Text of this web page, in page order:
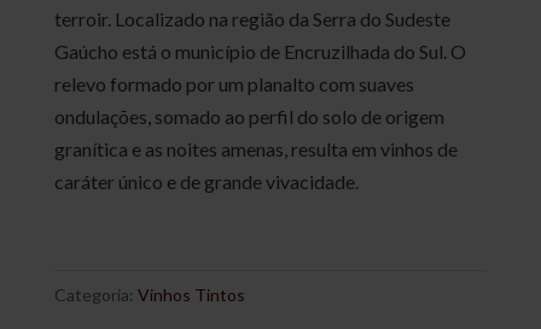
terroir. Localizado na região da Serra do Sudeste
Gaúcho está o município de Encruzilhada do Sul. O
relevo formado por um planalto com suaves
ondulações, somado ao perfil do solo de origem
granítica e as noites amenas, resulta em vinhos de
caráter único e de grande vivacidade.
Categoria: Vinhos Tintos